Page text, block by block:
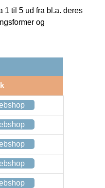
1 til 5 ud fra bl.a. deres
og